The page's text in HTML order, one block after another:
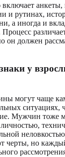
анкеты,
и рутинах,
а иногда и
он должен
у
могут чаще
ситуациях,
Мужчин тоже
черты, но